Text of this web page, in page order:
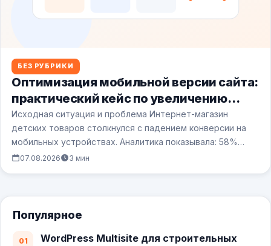
БЕЗ РУБРИКИ
Оптимизация мобильной версии сайта:
практический кейс по увеличению
скорости и удобства
Исходная ситуация и проблема Интернет-магазин
детских товаров столкнулся с падением конверсии на
мобильных устройствах. Аналитика показывала: 58%
пользователей уходили со…
07.08.2026 3 мин
Популярное
WordPress Multisite для строительных